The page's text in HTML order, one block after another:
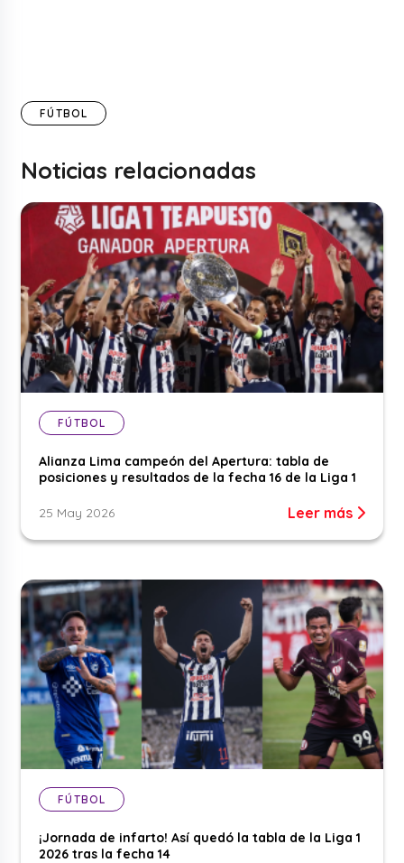
FÚTBOL
Noticias relacionadas
FÚTBOL
Alianza Lima campeón del Apertura: tabla de
posiciones y resultados de la fecha 16 de la Liga 1
25 May 2026 Leer más
FÚTBOL
¡Jornada de infarto! Así quedó la tabla de la Liga 1
2026 tras la fecha 14